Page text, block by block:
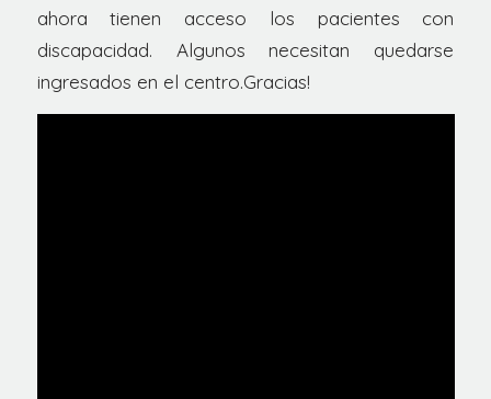
ahora tienen acceso los pacientes con
discapacidad. Algunos necesitan quedarse
ingresados en el centro.Gracias!